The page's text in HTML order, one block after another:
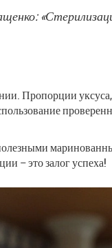
Пропорции
– это залог успеха!